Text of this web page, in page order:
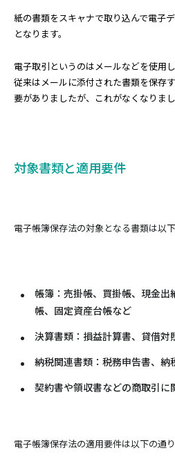
紙の書類をスキャナで取り込んで電子
となります。
電子取引というのはメールなどを使用
従来はメールに添付された書類を保存
要がありましたが、これがなくなりまし
対象書類と適用要件
電子帳簿保存法の対象となる書類は以下
帳簿：売掛帳、買掛帳、現金
帳、固定資産台帳など
決算書類：損益計算書、貸借対
納税関連書類：税務申告書、納
契約書や領収書などの商取引に
電子帳簿保存法の適用要件は以下の通り